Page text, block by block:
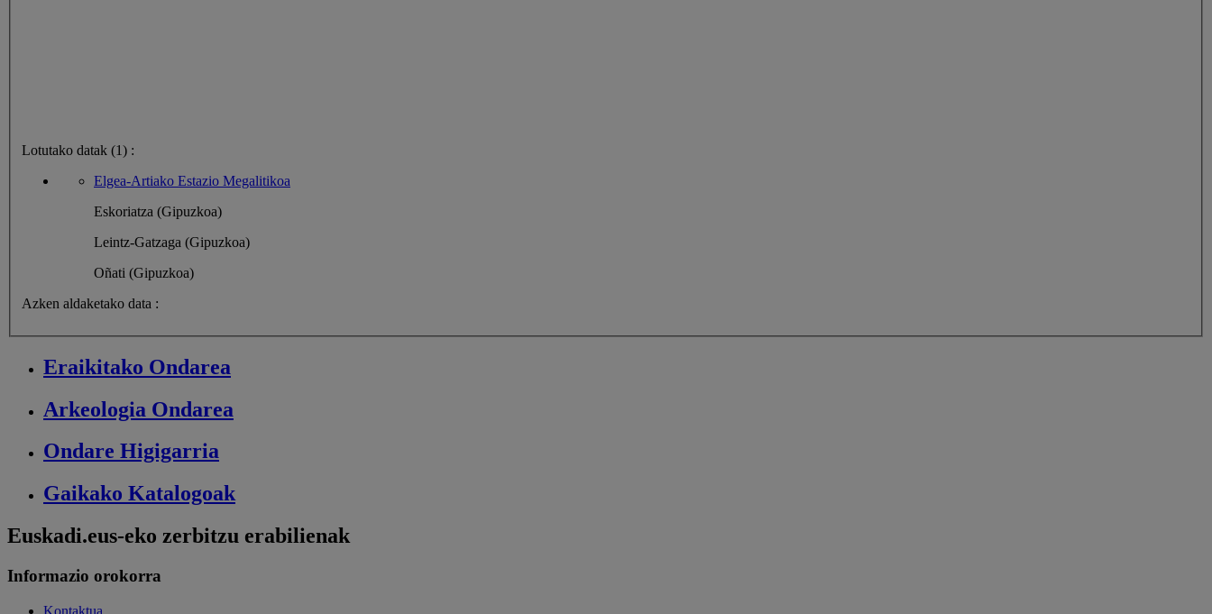
Lotutako datak (1) :
Elgea-Artiako Estazio Megalitikoa
Eskoriatza (Gipuzkoa)
Leintz-Gatzaga (Gipuzkoa)
Oñati (Gipuzkoa)
Azken aldaketako data :
Eraikitako Ondarea
Arkeologia Ondarea
Ondare Higigarria
Gaikako Katalogoak
Euskadi.eus-eko zerbitzu erabilienak
Informazio orokorra
Kontaktua